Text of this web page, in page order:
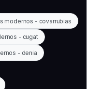
modernos - covarrubias
- cugat
- denia